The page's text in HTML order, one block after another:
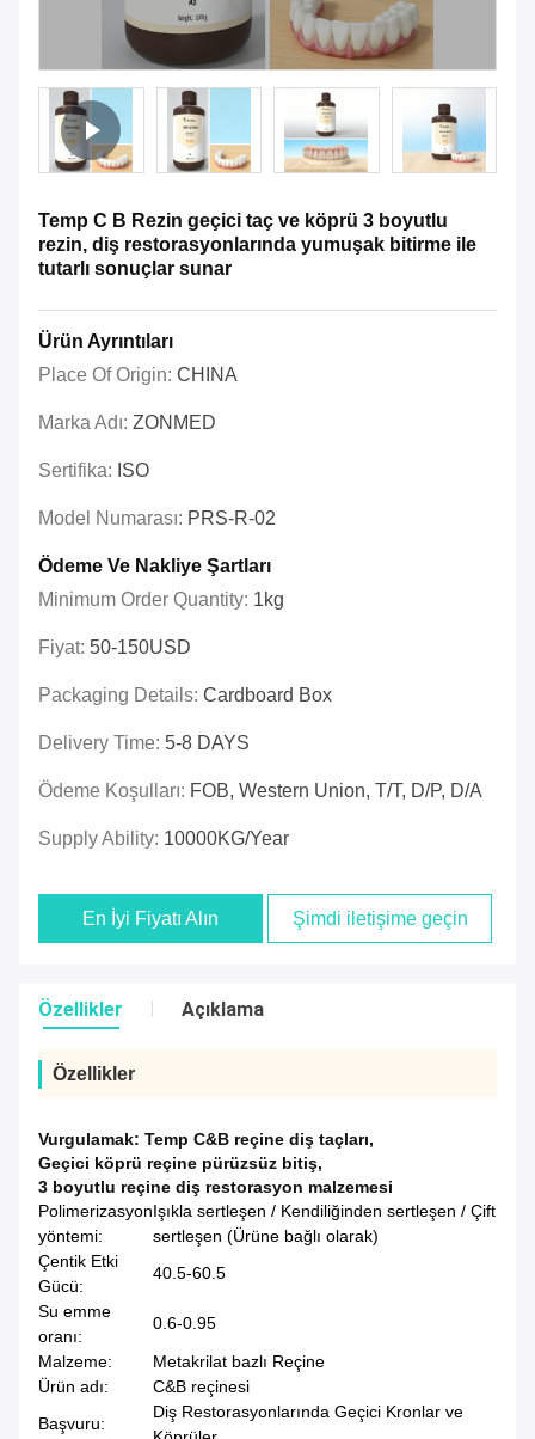
Temp C B Rezin geçici taç ve köprü 3 boyutlu
rezin, diş restorasyonlarında yumuşak bitirme ile
tutarlı sonuçlar sunar
Ürün Ayrıntıları
Place Of Origin: CHINA
Marka Adı: ZONMED
Sertifika: ISO
Model Numarası: PRS-R-02
Ödeme Ve Nakliye Şartları
Minimum Order Quantity: 1kg
Fiyat: 50-150USD
Packaging Details: Cardboard Box
Delivery Time: 5-8 DAYS
Ödeme Koşulları: FOB, Western Union, T/T, D/P, D/A
Supply Ability: 10000KG/year
En İyi Fiyatı Alın Şimdi iletişime geçin
Özellikler Açıklama
Özellikler
Vurgulamak: Temp C&B reçine diş taçları,
Geçici köprü reçine pürüzsüz bitiş,
3 boyutlu reçine diş restorasyon malzemesi
Polimerizasyon
yöntemi:
Işıkla sertleşen / Kendiliğinden sertleşen / Çift
sertleşen (Ürüne bağlı olarak)
Çentik Etki
Gücü:
40.5-60.5
Su emme
oranı:
0.6-0.95
Malzeme:
Metakrilat bazlı Reçine
Ürün adı:
C&B reçinesi
Başvuru:
Diş Restorasyonlarında Geçici Kronlar ve